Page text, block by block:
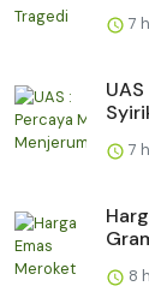
7
7
8